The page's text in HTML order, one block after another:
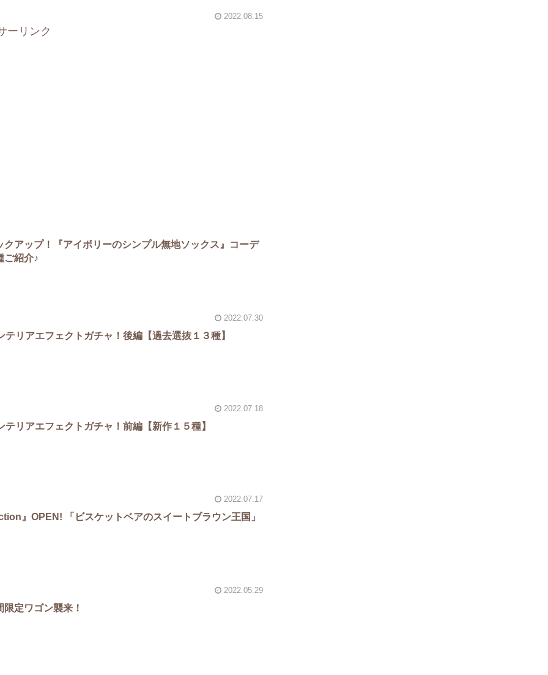
2022.08.15
ーリンク
アップ！『アイボリーのシンプル無地ソックス』コーデ
ご紹介♪
2022.07.30
リアエフェクトガチャ！後編【過去選抜１３種】
2022.07.18
リアエフェクトガチャ！前編【新作１５種】
2022.07.17
』OPEN! 「ビスケットベアのスイートブラウン王国」
2022.05.29
定ワゴン襲来！